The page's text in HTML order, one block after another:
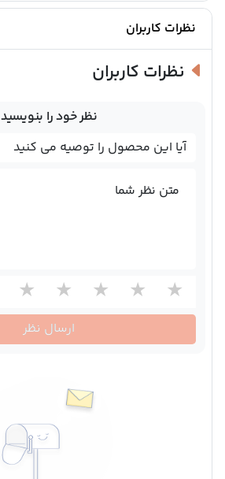
نظرات کاربران
نظرات کاربران
نظر خود را بنویسید
متن نظر شما
ارسال نظر